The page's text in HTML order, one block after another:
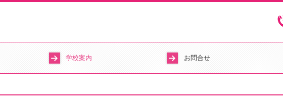
学校案内 お問合せ